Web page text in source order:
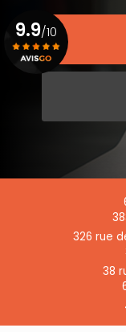
326 rue
38
9.9/10